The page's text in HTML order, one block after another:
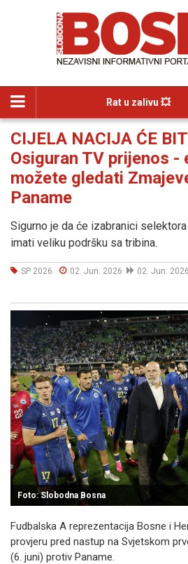
Rat u zalivu 💥
CIJELA NACIJA ĆE
Osiguran TV prijenos -
možete gledati
Paname
Sigurno je da će izabranici
imati veliku podršku sa tribina.
SP 2026 02. Jun. 2026 02. Jun. 2026
Foto: Slobodna Bosna
Fudbalska A reprezentacija Bosne i
provjeru pred nastup na Svjetskom
(6. juni) protiv Paname.